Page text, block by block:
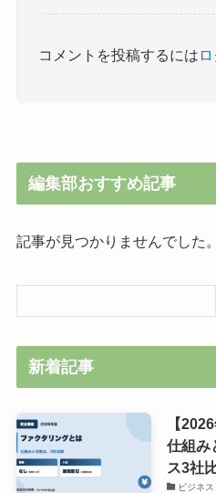
コメントを投稿するには
編集部おすすめ記事
記事が見つかりませんでした。
新着記事
【
仕組み
ス3社
ビジネ